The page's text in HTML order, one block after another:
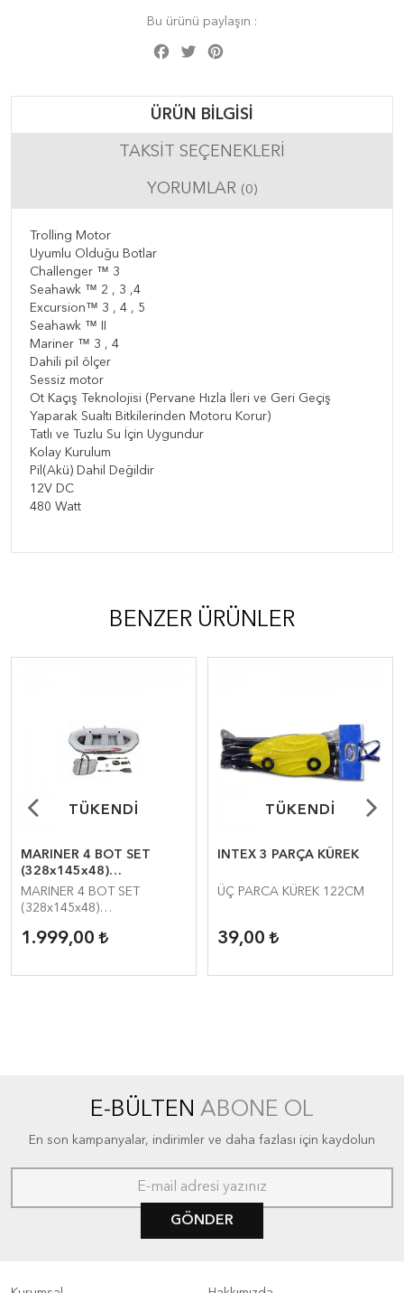
Bu ürünü paylaşın :
Facebook
Twitter
ÜRÜN BILGISI
TAKSIT SEÇENEKLERI
YORUMLAR (0)
Trolling Motor
Uyumlu Olduğu Botlar
Challenger ™ 3
Seahawk ™ 2 , 3 ,4
Excursion™ 3 , 4 , 5
Seahawk ™ II
Mariner ™ 3 , 4
Dahili pil ölçer
Sessiz motor
Ot Kaçış Teknolojisi (Pervane Hızla İleri ve Geri Geçiş
Yaparak Sualtı Bitkilerinden Motoru Korur)
Tatlı ve Tuzlu Su İçin Uygundur
Kolay Kurulum
Pil(Akü) Dahil Değildir
12V DC
480 Watt
BENZER ÜRÜNLER
TÜKENDİ
TÜKENDİ
MARINER 4 BOT SET
(328x145x48)
(KÜREK&Pompa)
MARINER 4 BOT SET
(328x145x48)
1.999,00
TÜKENDİ
TÜKENDİ
INTEX 3 PARÇA KÜREK
ÜÇ PARCA KÜREK 122CM
39,00
E-BÜLTEN ABONE OL
En son kampanyalar, indirimler ve daha fazlası için kaydolun
GÖNDER